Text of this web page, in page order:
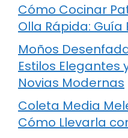
Cómo Cocinar
Olla Rápida: Guía
Moños
Estilos Elegantes
Novias Modernas
Coleta Media
Cómo Llevarla